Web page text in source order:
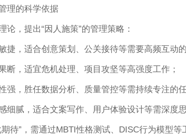
理的科学依据
，提出“因人施策”的管理策略：
捷，适合创意策划、公关接待等需要高频互动的
断，适宜危机处理、项目攻坚等高强度工作；
强，胜任数据分析、质量管控等需持续专注的任
细腻，适合文案写作、用户体验设计等需深度思
待”，需通过MBTI性格测试、DISC行为模型等